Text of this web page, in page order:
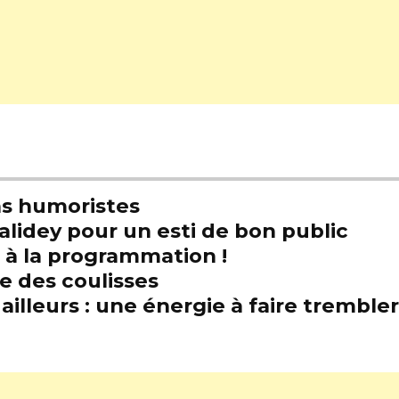
humoristes
pour un esti de bon public
la programmation !
des coulisses
: une énergie à faire